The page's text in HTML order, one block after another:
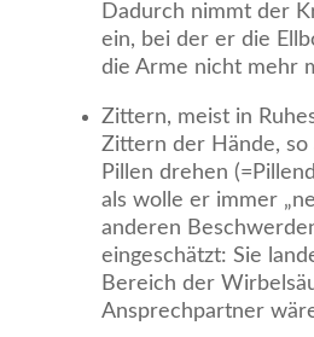
Dadurch nimmt der
ein, bei der er die
die Arme nicht mehr
Zittern, meist in
Zittern der Hände, so
Pillen drehen
als wolle er immer
anderen
eingeschätzt: Sie
Bereich der
Ansprechpartner